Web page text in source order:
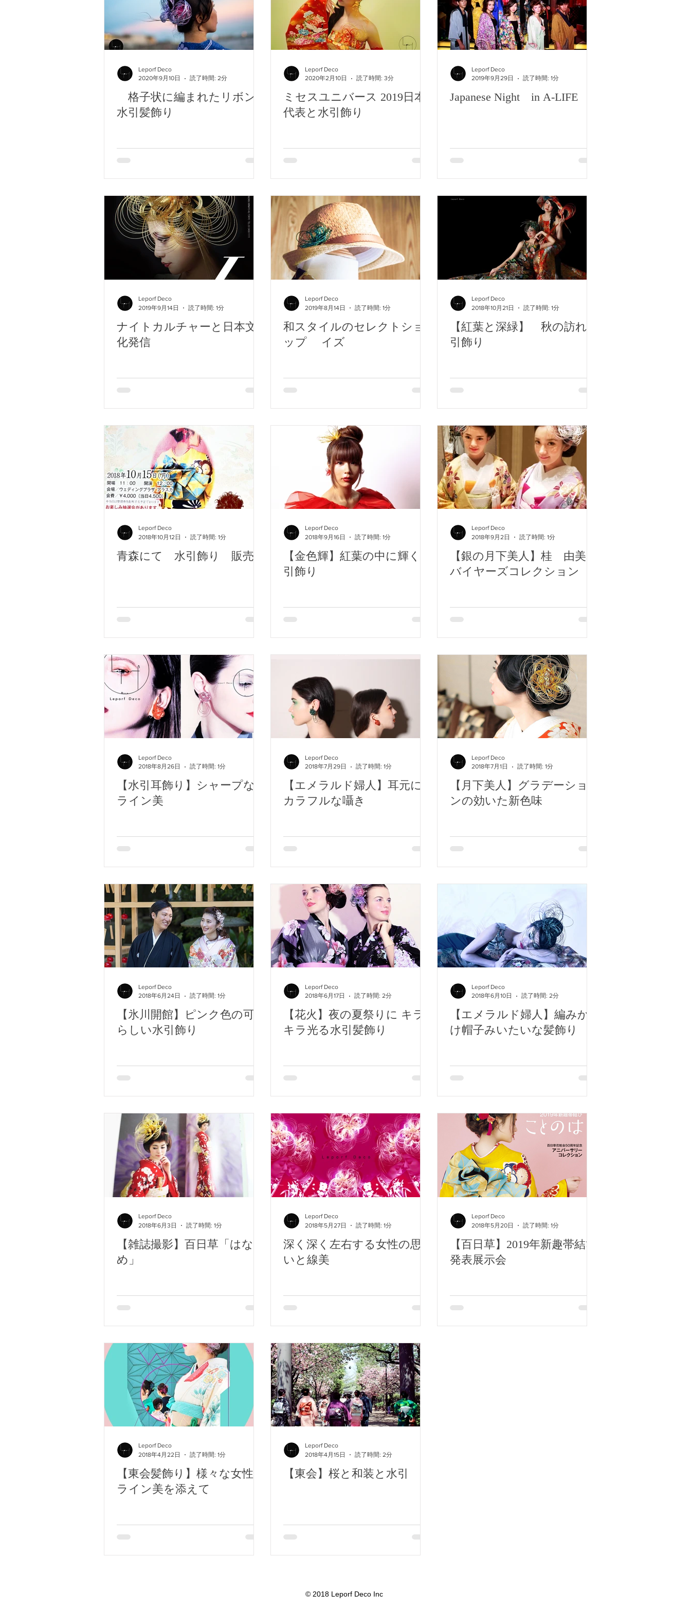
格子状に編まれたリボン
水引髪飾り
Leporf Deco
2020年9月10日
読了時間: 2分
ミセスユニバース 2019日本
代表と水引飾り
Leporf Deco
2020年2月10日
読了時間: 3分
Japanese Night in A-LIFE
Leporf Deco
2019年9月29日
読了時間: 1分
ナイトカルチャーと日本文
化発信
Leporf Deco
2019年9月14日
読了時間: 1分
和スタイルのセレクトショ
ップ イズ
Leporf Deco
2019年8月14日
読了時間: 1分
【紅葉と深緑】 秋の訪れ水
引飾り
Leporf Deco
2018年10月21日
読了時間: 1分
青森にて 水引飾り 販売
Leporf Deco
2018年10月12日
読了時間: 1分
【金色輝】紅葉の中に輝く水
引飾り
Leporf Deco
2018年9月16日
読了時間: 1分
【銀の月下美人】桂 由美・
バイヤーズコレクション
Leporf Deco
2018年9月2日
読了時間: 1分
【水引耳飾り】シャープな
ライン美
Leporf Deco
2018年8月26日
読了時間: 1分
【エメラルド婦人】耳元に
カラフルな囁き
Leporf Deco
2018年7月29日
読了時間: 1分
【月下美人】グラデーショ
ンの効いた新色味
Leporf Deco
2018年7月1日
読了時間: 1分
【氷川開館】ピンク色の可愛
らしい水引飾り
Leporf Deco
2018年6月24日
読了時間: 1分
【花火】夜の夏祭りに キラ
キラ光る水引髪飾り
Leporf Deco
2018年6月17日
読了時間: 2分
【エメラルド婦人】編みか
け帽子みいたいな髪飾り
Leporf Deco
2018年6月10日
読了時間: 2分
【雑誌撮影】百日草「はなよ
め」
Leporf Deco
2018年6月3日
読了時間: 1分
深く深く左右する女性の思
いと線美
Leporf Deco
2018年5月27日
読了時間: 1分
【百日草】2019年新趣帯結び
発表展示会
Leporf Deco
2018年5月20日
読了時間: 1分
【東会髪飾り】様々な女性に
ライン美を添えて
Leporf Deco
2018年4月22日
読了時間: 1分
【東会】桜と和装と水引
Leporf Deco
2018年4月15日
読了時間: 2分
© 2018 Leporf Deco Inc